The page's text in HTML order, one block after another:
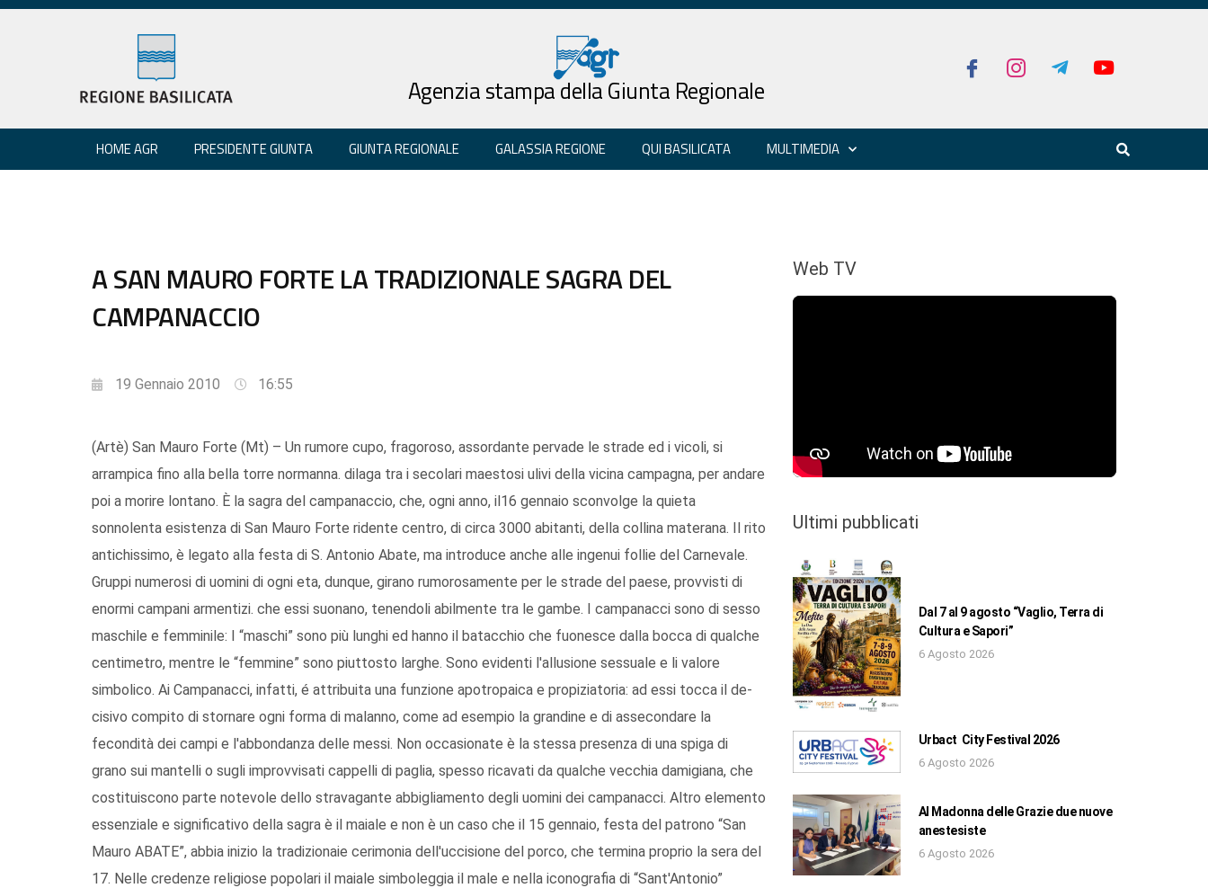
Agenzia stampa della Giunta Regionale
HOME AGR PRESIDENTE GIUNTA GIUNTA REGIONALE GALASSIA REGIONE QUI BASILICATA MULTIMEDIA
A SAN MAURO FORTE LA TRADIZIONALE SAGRA DEL
CAMPANACCIO
19 Gennaio 2010 16:55
(Artè) San Mauro Forte (Mt) – Un rumore cupo, fragoroso, as­sordante pervade le strade ed i vicoli, si
arrampica fino alla bella torre normanna. dilaga tra i se­colari maestosi ulivi della vicina campagna, per andare
poi a mo­rire lontano. È la sagra del campanaccio, che, ogni anno, il16 gennaio sconvolge la quieta
sonnolenta esistenza di San Mauro Forte ridente centro, di circa 3000 abi­tanti, della collina materana. Il rito
antichissimo, è legato alla festa di S. Antonio Abate, ma introduce anche alle ingenui follie del Carnevale.
Gruppi numerosi di uomini di ogni eta, dunque, girano rumo­rosamente per le strade del pae­se, provvisti di
enormi campani armentizi. che essi suonano, te­nendoli abilmente tra le gambe. I campanacci sono di sesso
ma­schile e femminile: I “maschi” sono più lunghi ed hanno il ba­tacchio che fuonesce dalla boc­ca di qualche
centimetro, mentre le “femmine” sono piuttosto lar­ghe. Sono evidenti l'allusione sessuale e li valore
simbolico. Ai Campanacci, infatti, é attribui­ta una funzione apotropaica e propiziatoria: ad essi tocca il de­
cisivo compito di stornare ogni forma di malanno, come ad e­sempio la grandine e di asse­condare la
fecondità dei campi e l'abbondanza delle messi. Non occasionate è la stessa presenza di una spiga di
grano sui mantelli o sugli improvvisati cappelli di paglia, spesso ricavati da qual­che vecchia damigiana, che
co­stituiscono parte notevole dello stravagante abbigliamento degli uomini dei campanacci. Altro elemento
essenziale e si­gnificativo della sagra è il maiale e non è un caso che il 15 genna­io, festa del patrono “San
Mauro ABATE”, abbia inizio la tradizionaie cerimonia dell'uccisione del por­co, che termina proprio la sera del
17. Nelle credenze religiose popolari il maiale simboleggia il male e nella iconografia di “Sant'Antonio”
Web TV
Ultimi pubblicati
Dal 7 al 9 agosto “Vaglio, Terra di
Cultura e Sapori”
6 Agosto 2026
Urbact City Festival 2026
6 Agosto 2026
Al Madonna delle Grazie due nuove
anestesiste
6 Agosto 2026